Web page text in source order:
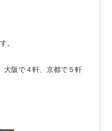
。
大阪で４軒、京都で５軒